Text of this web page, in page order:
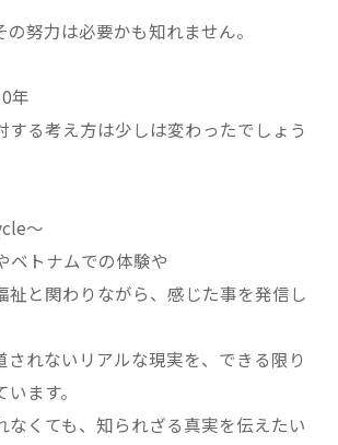
努力は必要かも知れません。
年
する考え方は少しは変わったでしょう
〜
ベトナムでの体験や
祉と関わりながら、感じた事を発信し
されないリアルな現実を、できる限り
ます。
なくても、知られざる真実を伝えたい